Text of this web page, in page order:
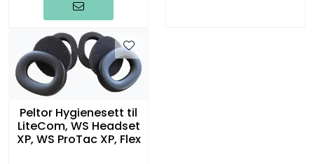
Peltor Hygienesett til
LiteCom, WS Headset
XP, WS ProTac XP, Flex